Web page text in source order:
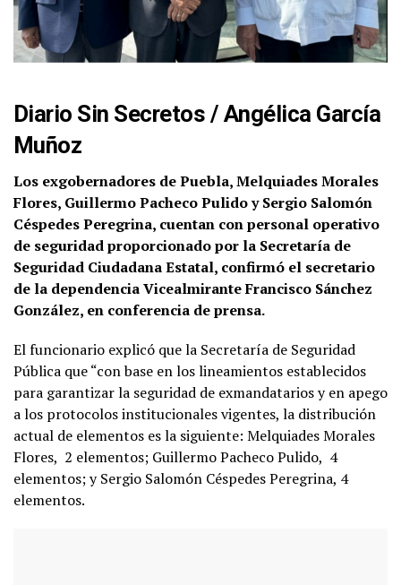
Diario Sin Secretos / Angélica García
Muñoz
Los exgobernadores de Puebla, Melquiades Morales
Flores, Guillermo Pacheco Pulido y Sergio Salomón
Céspedes Peregrina, cuentan con personal operativo
de seguridad proporcionado por la Secretaría de
Seguridad Ciudadana Estatal, confirmó el secretario
de la dependencia Vicealmirante Francisco Sánchez
González, en conferencia de prensa.
El funcionario explicó que la Secretaría de Seguridad
Pública que “con base en los lineamientos establecidos
para garantizar la seguridad de exmandatarios y en apego
a los protocolos institucionales vigentes, la distribución
actual de elementos es la siguiente: Melquiades Morales
Flores, 2 elementos; Guillermo Pacheco Pulido, 4
elementos; y Sergio Salomón Céspedes Peregrina, 4
elementos.